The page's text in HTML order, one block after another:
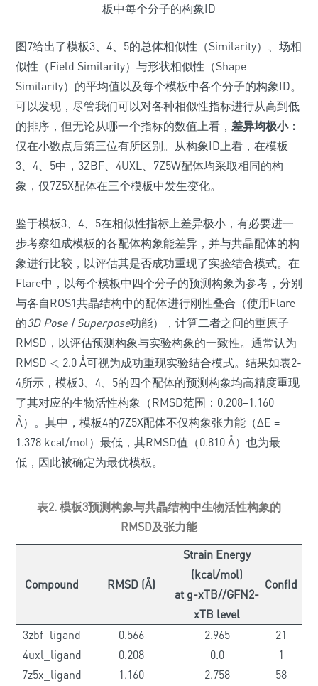
板中每个分子的构象ID
图7给出了模板3、4、5的总体相似性（Similarity）、场相
似性（Field Similarity）与形状相似性（Shape
Similarity）的平均值以及每个模板中各个分子的构象ID。
可以发现，尽管我们可以对各种相似性指标进行从高到低
的排序，但无论从哪一个指标的数值上看， 差异均极小：
仅在小数点后第三位有所区别。从构象ID上看，在模板
3、4、5中，3ZBF、4UXL、7Z5W配体均采取相同的构
象，仅7Z5X配体在三个模板中发生变化。
鉴于模板3、4、5在相似性指标上差异极小，有必要进一
步考察组成模板的各配体构象能差异，并与共晶配体的构
象进行比较，以评估其是否成功重现了实验结合模式。在
Flare中，以每个模板中四个分子的预测构象为参考，分别
与各自ROS1共晶结构中的配体进行刚性叠合（使用Flare
的3D Pose | Superpose功能），计算二者之间的重原子
RMSD，以评估预测构象与实验构象的一致性。通常认为
RMSD <
< 2.0 Å可视为成功重现实验结合模式。结果如表2-
4所示，模板3、4、5的四个配体的预测构象均高精度重现
了其对应的生物活性构象（RMSD范围：0.208–1.160
Å）。其中，模板4的7Z5X配体不仅构象张力能（ΔE =
1.378 kcal/mol）最低，其RMSD值（0.810 Å）也为最
低，因此被确定为最优模板。
表2. 模板3预测构象与共晶结构中生物活性构象的
RMSD及张力能
Compound RMSD (Å)
Strain Energy
(kcal/mol)
at g-xTB//GFN2-
xTB level
ConfId
3zbf_ligand 0.566 2.965
21
4uxl_ligand
0.208 0.0
1
7z5x_ligand
1.160 2.758
58